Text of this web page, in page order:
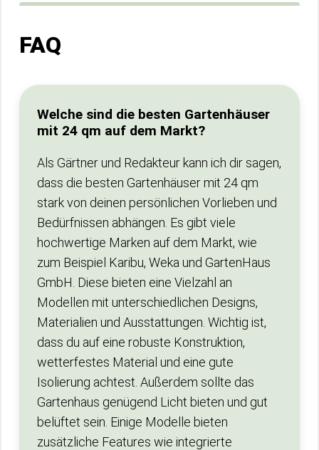
FAQ
Welche sind die besten Gartenhäuser
mit 24 qm auf dem Markt?
Als Gärtner und Redakteur kann ich dir sagen,
dass die besten Gartenhäuser mit 24 qm
stark von deinen persönlichen Vorlieben und
Bedürfnissen abhängen. Es gibt viele
hochwertige Marken auf dem Markt, wie
zum Beispiel Karibu, Weka und GartenHaus
GmbH. Diese bieten eine Vielzahl an
Modellen mit unterschiedlichen Designs,
Materialien und Ausstattungen. Wichtig ist,
dass du auf eine robuste Konstruktion,
wetterfestes Material und eine gute
Isolierung achtest. Außerdem sollte das
Gartenhaus genügend Licht bieten und gut
belüftet sein. Einige Modelle bieten
zusätzliche Features wie integrierte